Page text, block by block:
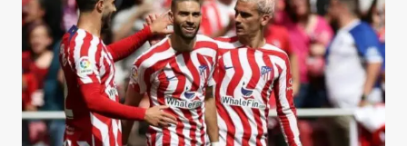
REMONTADA
DE
FOLIE